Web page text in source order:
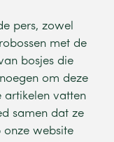
pers, zowel
met de
bosjes die
om deze
artikelen vatten
samen dat ze
website